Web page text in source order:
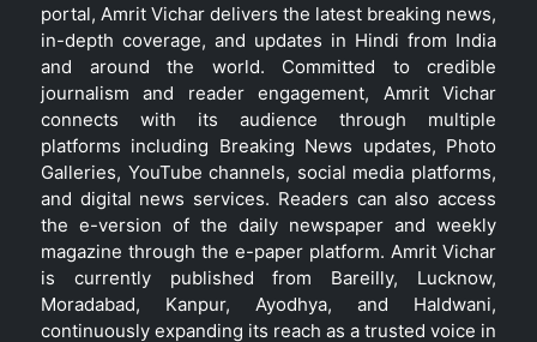
portal, Amrit Vichar delivers the latest breaking news,
in-depth coverage, and updates in Hindi from India
and around the world. Committed to credible
journalism and reader engagement, Amrit Vichar
connects with its audience through multiple
platforms including Breaking News updates, Photo
Galleries, YouTube channels, social media platforms,
and digital news services. Readers can also access
the e-version of the daily newspaper and weekly
magazine through the e-paper platform. Amrit Vichar
is currently published from Bareilly, Lucknow,
Moradabad, Kanpur, Ayodhya, and Haldwani,
continuously expanding its reach as a trusted voice in